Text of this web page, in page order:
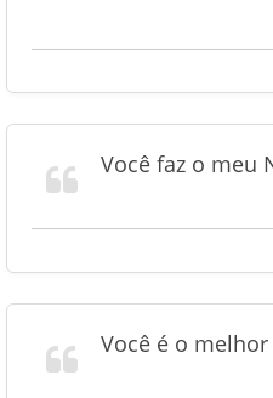
Você faz o meu
Você é o